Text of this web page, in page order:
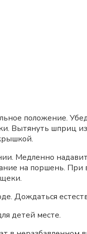
положение.
Вытянуть шприц
Медленно
на поршень.
Дождаться
детей месте.